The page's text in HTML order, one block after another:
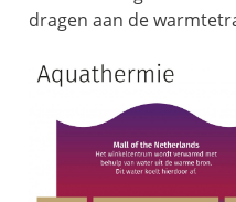
dragen aan de